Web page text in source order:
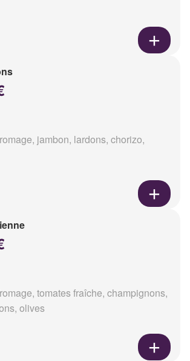
jambon, lardons, chorizo,
tomates fraîche, champignons,
olives